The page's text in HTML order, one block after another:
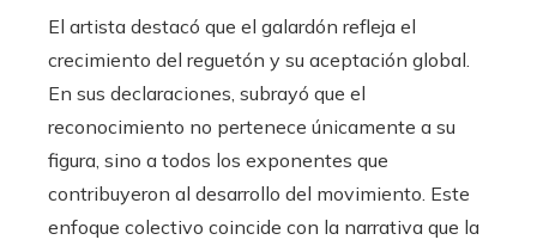
El artista destacó que el galardón refleja el
crecimiento del reguetón y su aceptación global.
En sus declaraciones, subrayó que el
reconocimiento no pertenece únicamente a su
figura, sino a todos los exponentes que
contribuyeron al desarrollo del movimiento. Este
enfoque colectivo coincide con la narrativa que la